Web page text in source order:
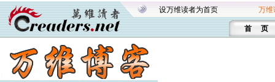
设万维读者为首页 万维
首 页